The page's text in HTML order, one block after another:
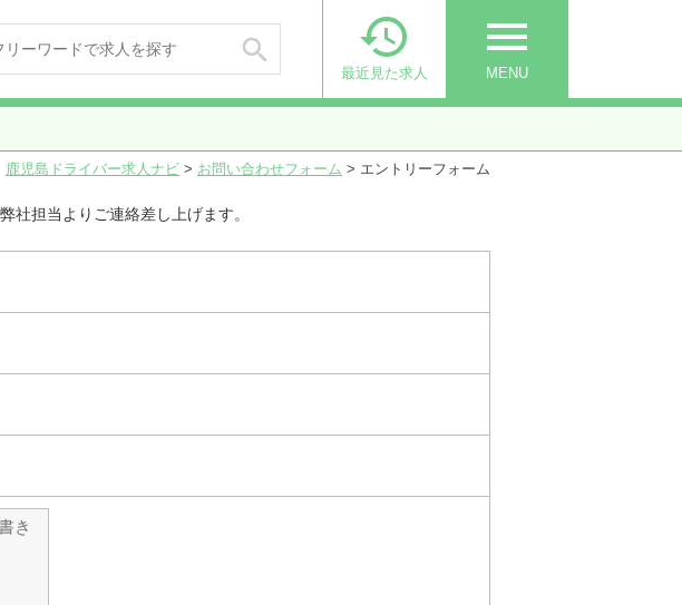
 menu
MENU

最近見た求人
鹿児島ドライバー求人ナビ > お問い合わせフォーム > エントリーフォーム
社担当よりご連絡差し上げます。